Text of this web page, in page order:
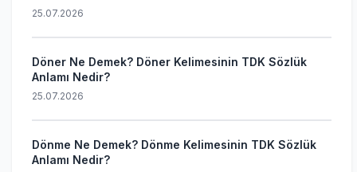
25.07.2026
Döner Ne Demek? Döner Kelimesinin TDK Sözlük
Anlamı Nedir?
25.07.2026
Dönme Ne Demek? Dönme Kelimesinin TDK Sözlük
Anlamı Nedir?